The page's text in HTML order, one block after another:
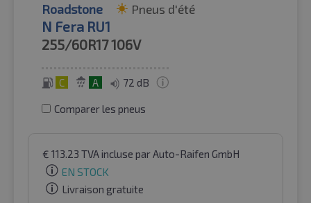
Roadstone Pneus d'été
N Fera RU1
255/60R17106V
C A 72 dB
Comparer les pneus
€ 113.23 TVA incluse par Auto-Raifen GmbH
EN STOCK
Livraison gratuite